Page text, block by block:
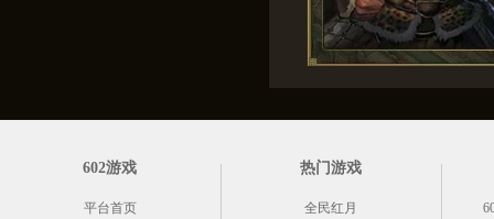
602游戏
平台首页
热门游戏
全民红月